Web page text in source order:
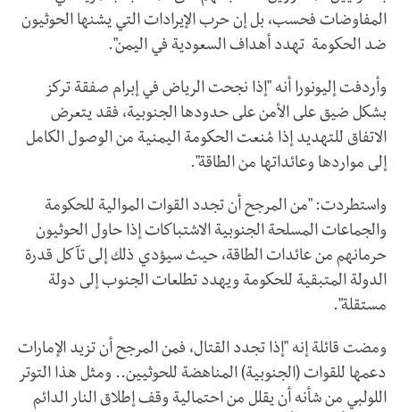
المفاوضات فحسب، بل إن حرب الإيرادات التي يشنها الحوثيون
ضد الحكومة تهدد أهداف السعودية في اليمن".
وأردفت إليونورا أنه "إذا نجحت الرياض في إبرام صفقة تركز
بشكل ضيق على الأمن على حدودها الجنوبية، فقد يتعرض
الاتفاق للتهديد إذا مُنعت الحكومة اليمنية من الوصول الكامل
إلى مواردها وعائداتها من الطاقة".
واستطردت: "من المرجح أن تجدد القوات الموالية للحكومة
والجماعات المسلحة الجنوبية الاشتباكات إذا حاول الحوثيون
حرمانهم من عائدات الطاقة، حيث سيؤدي ذلك إلى تآكل قدرة
الدولة المتبقية للحكومة ويهدد تطلعات الجنوب إلى دولة
مستقلة".
ومضت قائلة إنه "إذا تجدد القتال، فمن المرجح أن تزيد الإمارات
دعمها للقوات (الجنوبية) المناهضة للحوثيين.. ومثل هذا التوتر
اللولبي من شأنه أن يقلل من احتمالية وقف إطلاق النار الدائم